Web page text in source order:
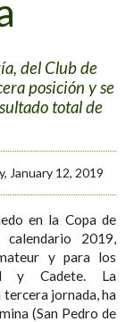
del Club de
posición y se
total de
January 12, 2019
en la Copa de
2019,
y para los
y Cadete. La
jornada, ha
(San Pedro de